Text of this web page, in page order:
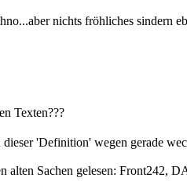
nichts fröhliches sindern
Texten???
'Definition' wegen gerade
alten Sachen gelesen: Front242,